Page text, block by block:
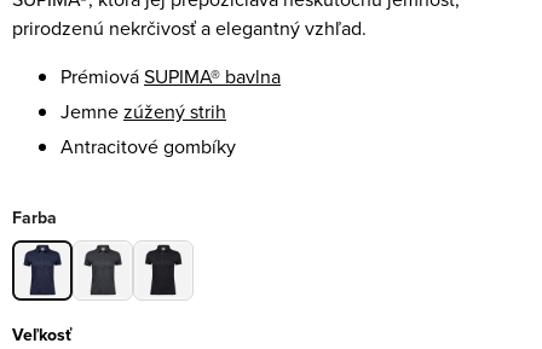
prirodzenú nekrčivosť a elegantný vzhľad.
PrémiováSUPIMA® bavlna
Jemnezúžený strih
Antracitové gombíky
Farba
Veľkosť